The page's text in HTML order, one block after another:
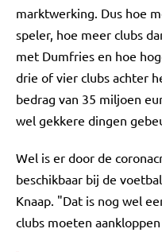
marktwerking. Dus hoe
speler, hoe meer clubs
met Dumfries en hoe
drie of vier clubs achter
bedrag van 35 miljoen
wel gekkere dingen
Wel is er door de
beschikbaar bij de
Knaap. "Dat is nog wel
clubs moeten